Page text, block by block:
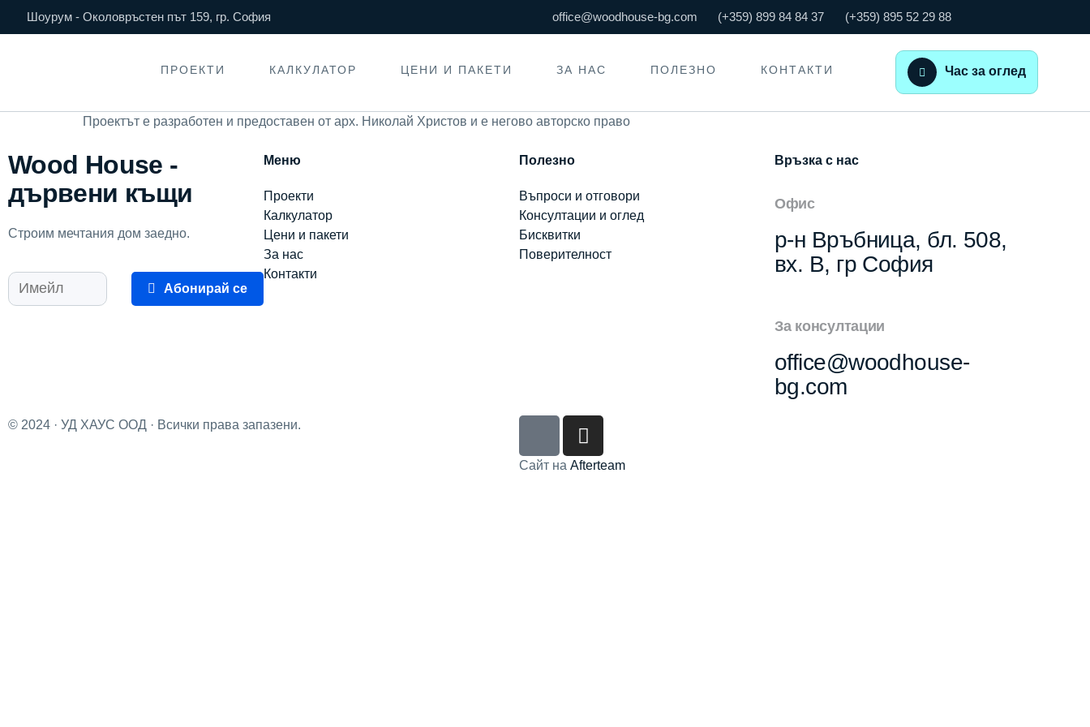
Шоурум - Околовръстен път 159, гр. София office@woodhouse-bg.com (+359) 899 84 84 37 (+359) 895 52 29 88
ПРОЕКТИ КАЛКУЛАТОР ЦЕНИ И ПАКЕТИ ЗА НАС ПОЛЕЗНО КОНТАКТИ Час за оглед
Проектът е разработен и предоставен от арх. Николай Христов и е негово авторско право
Wood House -
дървени къщи
Строим мечтания дом заедно.
Абонирай се
Меню
Проекти
Калкулатор
Цени и пакети
За нас
Контакти
Полезно
Въпроси и отговори
Консултации и оглед
Бисквитки
Поверителност
Връзка с нас
Офис
р-н Връбница, бл. 508,
вх. В, гр София
За консултации
office@woodhouse-
bg.com
© 2024 · УД ХАУС ООД · Всички права запазени.
Сайт на Afterteam